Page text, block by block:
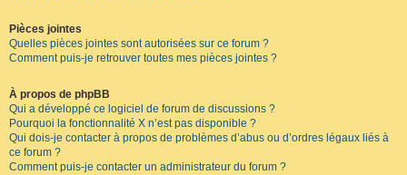
Pièces jointes
Quelles pièces jointes sont autorisées sur ce forum ?
Comment puis-je retrouver toutes mes pièces jointes ?
À propos de phpBB
Qui a développé ce logiciel de forum de discussions ?
Pourquoi la fonctionnalité X n’est pas disponible ?
Qui dois-je contacter à propos de problèmes d’abus ou d’ordres légaux liés à
ce forum ?
Comment puis-je contacter un administrateur du forum ?